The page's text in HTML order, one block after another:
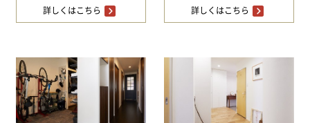
詳しくはこちら 詳しくはこちら